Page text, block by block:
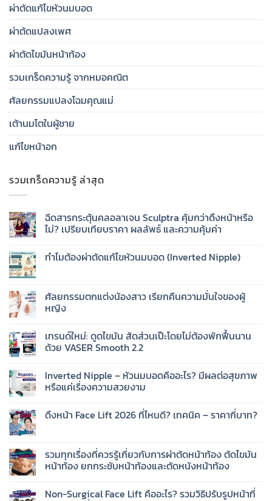
ผ่าตัดแก้ไขหัวนมบอด
ผ่าตัดแปลงเพศ
ผ่าตัดไขมันหน้าท้อง
รวมเกร็ดความรู้ จากหมอคณิต
ศัลยกรรมแปลงโฉมคุณแม่
เต้านมโตในผู้ชาย
แก้ไขหน้าอก
รวมเกร็ดความรู้ ล่าสุด
ฉีดสารกระตุ้นคลอลาเจน Sculptra คุ้มกว่าดึงหน้าหรือ
ไม่? เปรียบเทียบราคา ผลลัพธ์ และความคุ้มค่า
ทำไมต้องผ่าตัดแก้ไขหัวนมบอด (Inverted Nipple)
ศัลยกรรมตกแต่งน้องสาว เรียกคืนความมั่นใจของผู้
หญิง
เทรนด์ใหม่: ดูดไขมัน สัดส่วนเป๊ะโดยไม่ต้องพักฟื้นนาน
ด้วย VASER Smooth 2.2
Inverted Nipple – หัวนมบอดคืออะไร? มีผลต่อสุขภาพ
หรือแค่เรื่องความสวยงาม
ดึงหน้า Face Lift 2026 ที่ไหนดี? เทคนิค – ราคากี่บาท?
รวมทุกเรื่องที่ควรรู้เกี่ยวกับการผ่าตัดหน้าท้อง ตัดไขมัน
หน้าท้อง ยกกระชับหน้าท้องและตัดหนังหน้าท้อง
Non-Surgical Face Lift คืออะไร? รวมวิธีปรับรูปหน้าที่